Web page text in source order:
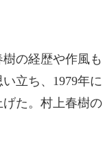
の経歴や作風も
立ち、1979年に
た。村上春樹の